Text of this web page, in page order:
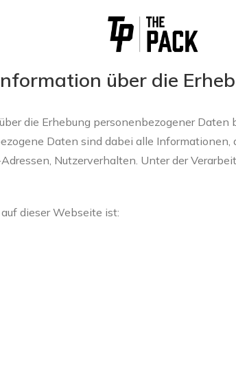
über die
die Erhebung personenbezogener
Daten sind dabei alle
Nutzerverhalten. Unter der
dieser Webseite ist: